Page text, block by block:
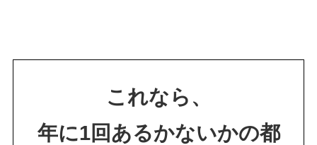
これなら、
年に1回あるかないかの都